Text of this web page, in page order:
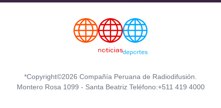
*Copyright©2026 Compañía Peruana de Radiodifusión.
Montero Rosa 1099 - Santa Beatriz Teléfono:+511 419 4000